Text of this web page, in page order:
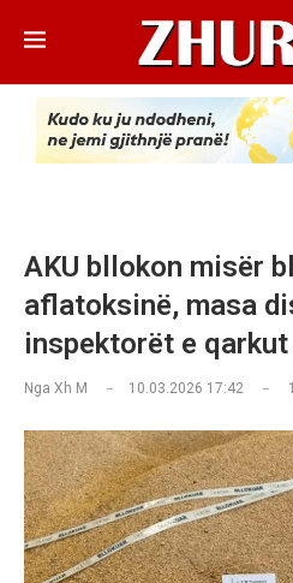
AKU bllokon misër
aflatoksinë, masa
inspektorët e qarkut
Nga Xh M 10.03.2026 17:42